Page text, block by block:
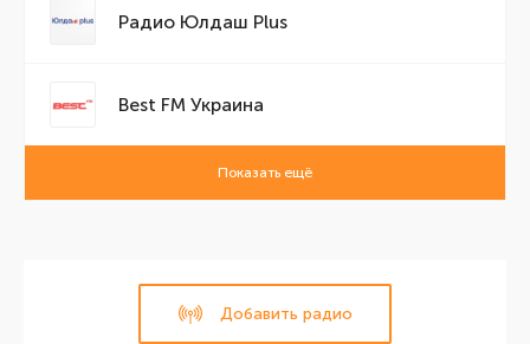
Радио Юлдаш Plus
Best FM Украина
Показать ещё
Добавить радио